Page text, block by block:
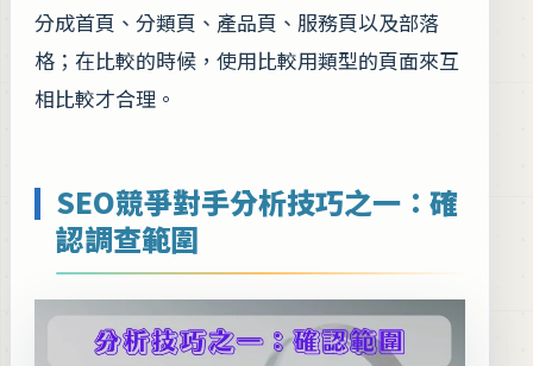
分成首頁、分類頁、產品頁、服務頁以及部落
格；在比較的時候，使用比較用類型的頁面來互
相比較才合理。
SEO競爭對手分析技巧之一：確
認調查範圍